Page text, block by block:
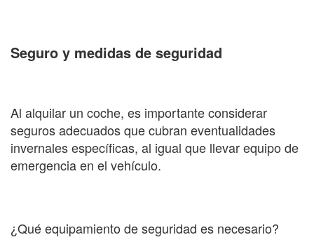
Seguro y medidas de seguridad
Al alquilar un coche, es importante considerar
seguros adecuados que cubran eventualidades
invernales específicas, al igual que llevar equipo de
emergencia en el vehículo.
¿Qué equipamiento de seguridad es necesario?